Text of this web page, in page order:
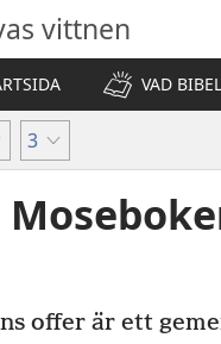
vittnen
VAD
3
offer är ett